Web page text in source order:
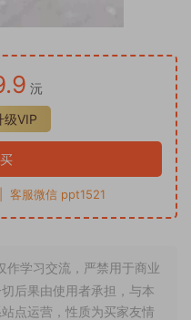
沅
级VIP
| 客服微信 ppt1521
作学习交流，严禁用于商业
后果由使用者承担，与本
点运营，性质为买家友情